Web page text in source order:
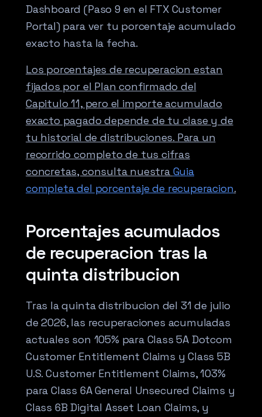
Dashboard (Paso 9 en el FTX Customer
Portal) para ver tu porcentaje acumulado
exacto hasta la fecha.
Los porcentajes de recuperacion estan
fijados por el Plan confirmado del
Capitulo 11, pero el importe acumulado
exacto pagado depende de tu clase y de
tu historial de distribuciones. Para un
recorrido completo de tus cifras
concretas, consulta nuestra Guia
completa del porcentaje de recuperacion.
Porcentajes acumulados
de recuperacion tras la
quinta distribucion
Tras la quinta distribucion del 31 de julio
de 2026, las recuperaciones acumuladas
actuales son 105% para Class 5A Dotcom
Customer Entitlement Claims y Class 5B
U.S. Customer Entitlement Claims, 103%
para Class 6A General Unsecured Claims y
Class 6B Digital Asset Loan Claims, y